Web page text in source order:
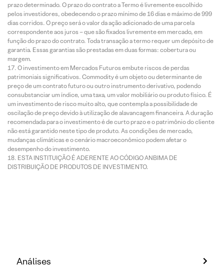
prazo determinado. O prazo do contrato a Termo é livremente escolhido
pelos investidores, obedecendo o prazo mínimo de 16 dias e máximo de 999
dias corridos. O preço será o valor da ação adicionado de uma parcela
correspondente aos juros – que são fixados livremente em mercado, em
função do prazo do contrato. Toda transação a termo requer um depósito de
garantia. Essas garantias são prestadas em duas formas: cobertura ou
margem.
O investimento em Mercados Futuros embute riscos de perdas
patrimoniais significativos. Commodity é um objeto ou determinante de
preço de um contrato futuro ou outro instrumento derivativo, podendo
consubstanciar um índice, uma taxa, um valor mobiliário ou produto físico. É
um investimento de risco muito alto, que contempla a possibilidade de
oscilação de preço devido à utilização de alavancagem financeira. A duração
recomendada para o investimento é de curto prazo e o patrimônio do cliente
não está garantido neste tipo de produto. As condições de mercado,
mudanças climáticas e o cenário macroeconômico podem afetar o
desempenho do investimento.
ESTA INSTITUIÇÃO É ADERENTE AO CÓDIGO ANBIMA DE
DISTRIBUIÇÃO DE PRODUTOS DE INVESTIMENTO.
Análises